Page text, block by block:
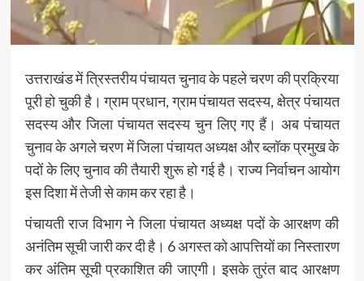
उत्तराखंड में त्रिस्तरीय पंचायत चुनाव के पहले चरण की प्रक्रिया
पूरी हो चुकी है। ग्राम प्रधान, ग्राम पंचायत सदस्य, क्षेत्र पंचायत
सदस्य और जिला पंचायत सदस्य चुन लिए गए हैं। अब पंचायत
चुनाव के अगले चरण में जिला पंचायत अध्यक्ष और ब्लॉक प्रमुख के
पदों के लिए चुनाव की तैयारी शुरू हो गई है। राज्य निर्वाचन आयोग
इस दिशा में तेजी से काम कर रहा है।
पंचायती राज विभाग ने जिला पंचायत अध्यक्ष पदों के आरक्षण की
अनंतिम सूची जारी कर दी है। 6 अगस्त को आपत्तियों का निस्तारण
कर अंतिम सूची प्रकाशित की जाएगी। इसके तुरंत बाद आरक्षण